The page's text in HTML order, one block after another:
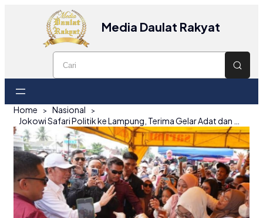
Media Daulat Rakyat
Home
Nasional